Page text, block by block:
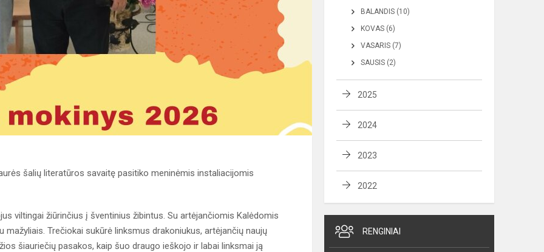
šalių literatūros savaitę pasitiko meninėmis instaliacijomis
viltingai žiūrinčius į šventinius žibintus. Su artėjančiomis Kalėdomis
Trečiokai sukūrė linksmus drakoniukus, artėjančių naujų
šiauriečių pasakos, kaip šuo draugo ieškojo ir labai linksmai ją
BALANDIS (10)
KOVAS (6)
VASARIS (7)
SAUSIS (2)
2025
2024
2023
2022
RENGINIAI